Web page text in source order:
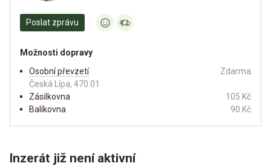
Poslat zprávu
Možnosti dopravy
Osobní převzetí
Česká Lípa, 470 01
Zdarma
Zásilkovna
105 Kč
Balíkovna
90 Kč
Inzerát již není aktivní